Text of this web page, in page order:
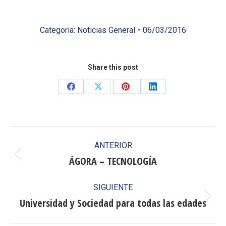
Categoría: Noticias General 06/03/2016
Share this post
Share
Share
Share
Share
entre
publicaciones
ANTERIOR
Publicación
ÁGORA – TECNOLOGÍA
SIGUIENTE
Publicación
Universidad y Sociedad para todas las edades